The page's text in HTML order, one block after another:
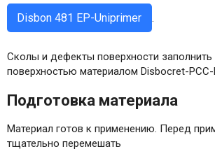
Disbon 481 EP-Uniprimer .
Сколы и дефекты поверхности
поверхностью материалом Disbocret-
Подготовка материала
Материал готов к применению. Перед
тщательно перемешать